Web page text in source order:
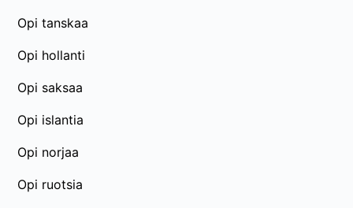
Opi tanskaa
Opi hollanti
Opi saksaa
Opi islantia
Opi norjaa
Opi ruotsia